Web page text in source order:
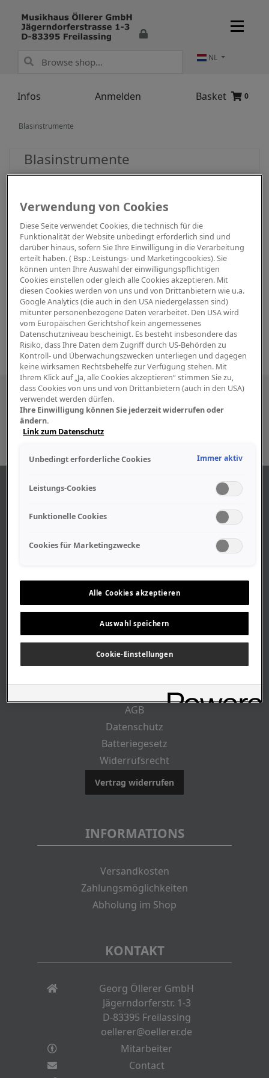
Infos Anmelden Basket 0
NL
Blasinstrumente
Blasinstrumente
Besuchen Sie uns auch in den sozialen
Medien
Geschäftszeiten
Stellenangebote
Geschichte
CUSTOMER INFO
AGB
Datenschutz
Batteriegesetz
Widerrufsrecht
Vertrag widerrufen
INFORMATIONS
Versandkosten
Zahlungsmöglichkeiten
Abholung im Shop
KONTAKT
Georg Öllerer GmbH
Jägerndorferstr. 1-3
D-83395 Freilassing
oellerer@oellerer.de
Mitarbeiter
Contact
Verwendung von Cookies
Diese Seite verwendet Cookies, die technisch für die
Funktionalität der Website unbedingt erforderlich sind und
darüber hinaus, sofern Sie Ihre Einwilligung in die Verarbeitung
erteilt haben. ( Bsp.: Leistungs- und Marketingcookies). Sie
können unten Ihre Auswahl der einwilligungspflichtigen
Cookies einstellen oder gleich alle Cookies akzeptieren. Mit
diesen Cookies werden von uns und von Drittanbietern wie u.a.
Google Analytics (die auch in den USA niedergelassen sind)
mitunter personenbezogene Daten verarbeitet. Den USA wird
vom Europäischen Gerichtshof kein angemessenes
Datenschutzniveau bescheinigt. Es besteht insbesondere das
Risiko, dass Ihre Daten dem Zugriff durch US-Behörden zu
Kontroll- und Überwachungszwecken unterliegen und dagegen
keine wirksamen Rechtsbehelfe zur Verfügung stehen. Mit
Ihrem Klick auf „Ja, alle Cookies akzeptieren“ stimmen Sie zu,
dass Cookies von uns und von Drittanbietern (auch in den USA)
verwendet werden dürfen.
Ihre Einwilligung können Sie jederzeit widerrufen oder
ändern.
Link zum Datenschutz
Unbedingt erforderliche Cookies Immer aktiv
Leistungs-Cookies
Funktionelle Cookies
Cookies für Marketingzwecke
Alle Cookies akzeptieren
Auswahl speichern
Cookie-Einstellungen